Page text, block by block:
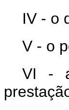
IV - o
V - o
VI -